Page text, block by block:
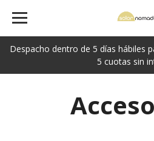
Despacho dentro de 5 días hábiles
5 cuotas sin